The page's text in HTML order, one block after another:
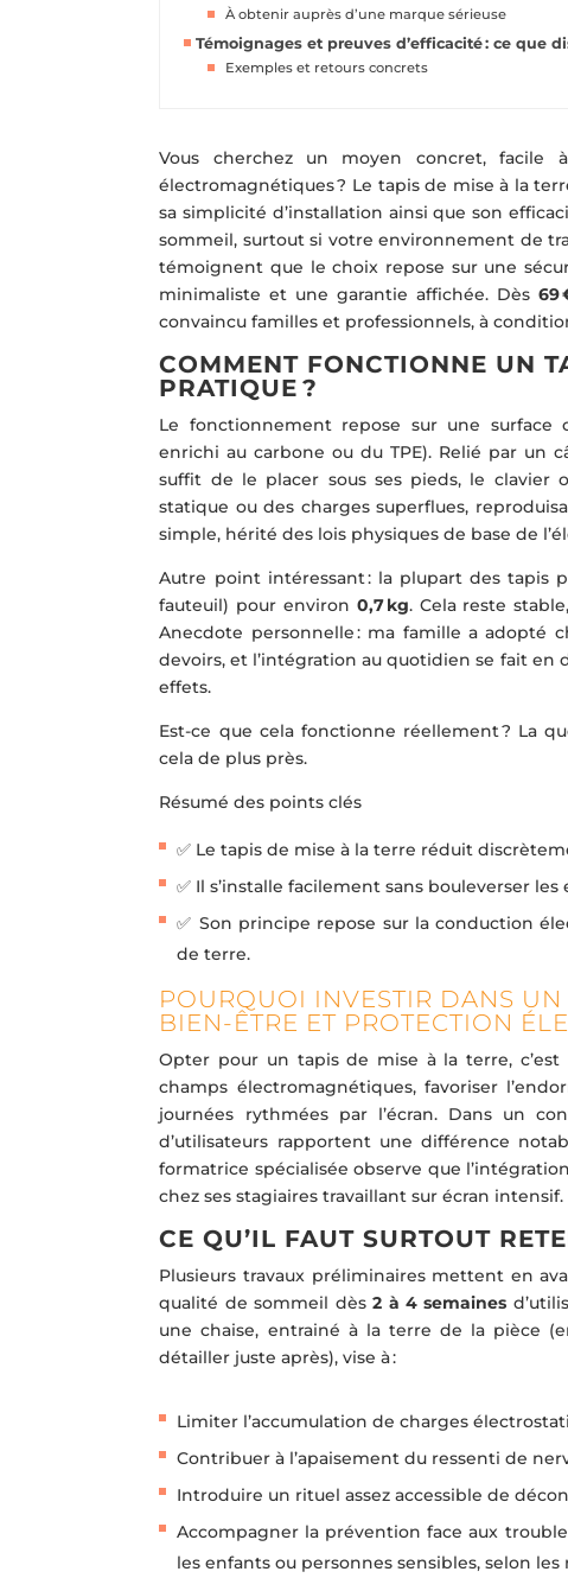
À obtenir auprès d’une marque sérieuse
Témoignages et preuves d’efficacité : ce que
Exemples et retours concrets
Vous cherchez un moyen concret,
électromagnétiques ? Le tapis de mise à la
sa simplicité d’installation ainsi que son
sommeil, surtout si votre environnement de
témoignent que le choix repose sur une
minimaliste et une garantie affichée. Dès69
convaincu familles et professionnels, à
COMMENT FONCTIONNE UN
PRATIQUE ?
Le fonctionnement repose sur une surface
enrichi au carbone ou du TPE). Relié par un
suffit de le placer sous ses pieds, le clavier
statique ou des charges superflues,
simple, hérité des lois physiques de base de
Autre point intéressant : la plupart des tapis
fauteuil) pour environ 0,7 kg. Cela reste
Anecdote personnelle : ma famille a adopté
devoirs, et l’intégration au quotidien se fait en
effets.
Est-ce que cela fonctionne réellement ? La
cela de plus près.
Résumé des points clés
✅ Le tapis de mise à la terre réduit
✅ Il s’installe facilement sans bouleverser
✅ Son principe repose sur la conduction
de terre.
POURQUOI INVESTIR DANS UN
BIEN-ÊTRE ET PROTECTION
Opter pour un tapis de mise à la terre,
champs électromagnétiques, favoriser
journées rythmées par l’écran. Dans un
d’utilisateurs rapportent une différence
formatrice spécialisée observe que
chez ses stagiaires travaillant sur écran intensif.
CE QU’IL FAUT SURTOUT
Plusieurs travaux préliminaires mettent en
qualité de sommeil dès2 à 4 semaines
une chaise, entrainé à la terre de la pièce
détailler juste après), vise à :
Limiter l’accumulation de charges
Contribuer à l’apaisement du ressenti de
Introduire un rituel assez accessible de
Accompagner la prévention face aux
les enfants ou personnes sensibles, selon les